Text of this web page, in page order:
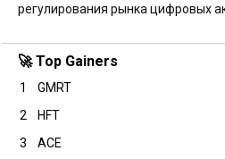
регулирования рынка цифровых
🚀 Top Gainers
1 GMRT
2
HFT
3
ACE